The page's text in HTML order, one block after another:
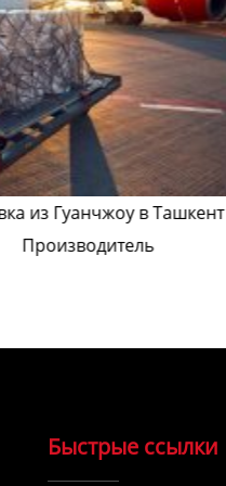
из Гуанчжоу в Ташкент
Производитель
Быстрые ссылки